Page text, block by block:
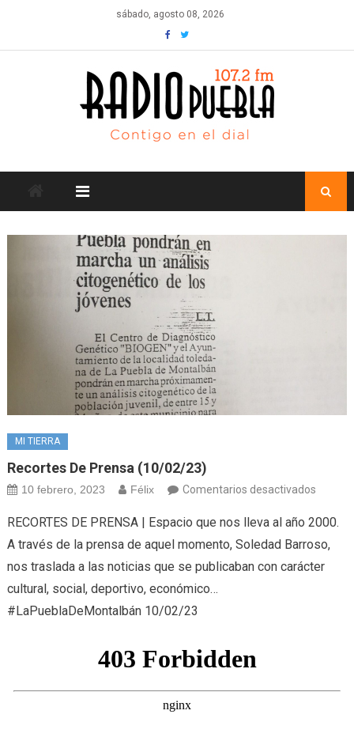
content
sábado, agosto 08, 2026
MI TIERRA
Recortes De Prensa (10/02/23)
10 febrero, 2023 Félix Comentarios desactivadosen
de
prensa
(10/
RECORTES DE PRENSA | Espacio que nos lleva al año 2000.
A través de la prensa de aquel momento, Soledad Barroso,
nos traslada a las noticias que se publicaban con carácter
cultural, social, deportivo, económico…
#LaPueblaDeMontalbán 10/02/23